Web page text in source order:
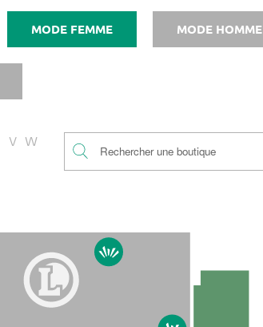
MODE FEMME MODE HOMME
V W